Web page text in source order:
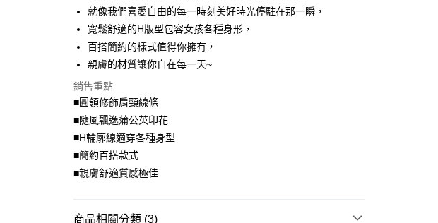
Apple Pay
街口支付
悠遊付
Google Pay
全盈+PAY
大哥付你分期
相關說明
【大哥付你分期使用說明】
流程，驗證手機門號後，選擇欲分期的期數、繳款截止日，確認付款後即
【關於「AFTEE先享後付」】
就像我們喜愛自由的每一時刻美好時光停駐在那一瞬，
寬鬆舒適的H版型包容女孩各種身形，
百搭簡約的樣式值得你擁有，
親膚的材質讓你自在每一天~
銷售重點
■圓領修飾肩頸線條
■隨風飄逸蒲公英印花
■H輪廓線適穿各種身型
■簡約百搭款式
■親膚舒適質感極佳
商品相關分類 (3)